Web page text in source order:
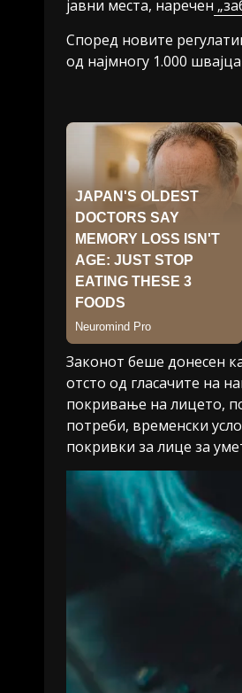
јавни места, наречен
Според новите
од најмногу 1.000
Законот беше донесен
отсто од гласачите на
покривање на лицето,
потреби, временски
покривки за лице за